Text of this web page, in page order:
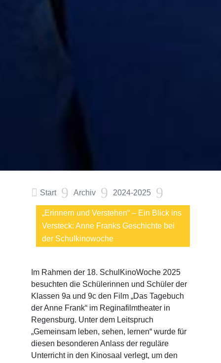
 Start 9 Archiv 9 2024-2025 9
„Erinnern und Verstehen“ – Ein Blick ins
Versteck: Anne Franks Geschichte bei
der Schulkinowoche
Im Rahmen der 18. SchulKinoWoche 2025
besuchten die Schülerinnen und Schüler der
Klassen 9a und 9c den Film „Das Tagebuch
der Anne Frank“ im Reginafilmtheater in
Regensburg. Unter dem Leitspruch
„Gemeinsam leben, sehen, lernen“ wurde für
diesen besonderen Anlass der reguläre
Unterricht in den Kinosaal verlegt, um den